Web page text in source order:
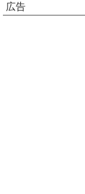
広告